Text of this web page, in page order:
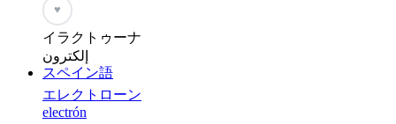
♥
イラクトゥーナ
إلكترون
スペイン語
エレクトローン
electrón